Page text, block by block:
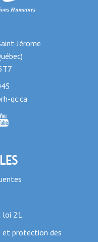
Jérome
qc.ca
loi 21
protection des